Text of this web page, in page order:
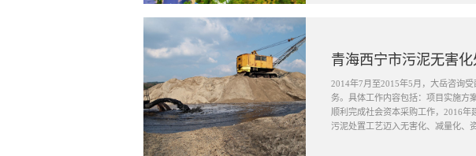
青海西宁市污泥无害化
2014年7月至2015年5月，大岳咨询
务。具体工作内容包括：项目实施方
顺利完成社会资本采购工作，2016
污泥处置工艺迈入无害化、减量化、